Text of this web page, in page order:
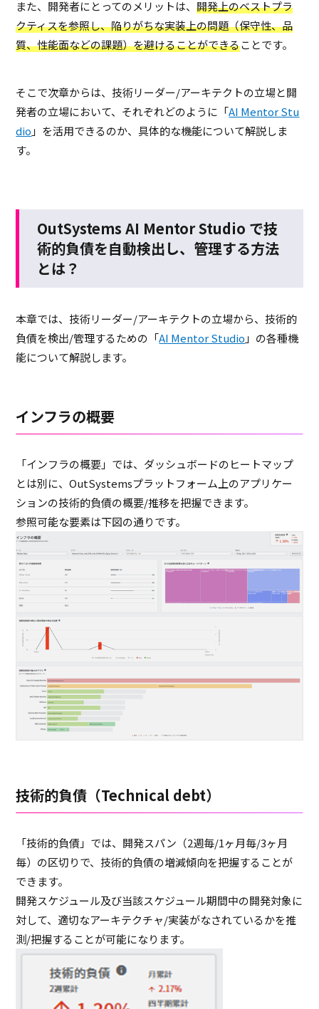
また、開発者にとってのメリットは、開発上のベストプラ
クティスを参照し、陥りがちな実装上の問題（保守性、品
質、性能面などの課題）を避けることができることです。
そこで次章からは、技術リーダー/アーキテクトの立場と開
発者の立場において、それぞれどのように「AI Mentor Stu
dio 」を活用できるのか、具体的な機能について解説しま
す。
OutSystems AI Mentor Studio で技
術的負債を自動検出し、管理する方法
とは？
本章では、技術リーダー/アーキテクトの立場から、技術的
負債を検出/管理するための「AI Mentor Studio 」の各種機
能について解説します。
インフラの概要
「インフラの概要」では、ダッシュボードのヒートマップ
とは別に、OutSystemsプラットフォーム上のアプリケー
ションの技術的負債の概要/推移を把握できます。
参照可能な要素は下図の通りです。
技術的負債（Technical debt）
「技術的負債」では、開発スパン（2週毎/1ヶ月毎/3ヶ月
毎）の区切りで、技術的負債の増減傾向を把握することが
できます。
開発スケジュール及び当該スケジュール期間中の開発対象に
対して、適切なアーキテクチャ/実装がなされているかを推
測/把握することが可能になります。